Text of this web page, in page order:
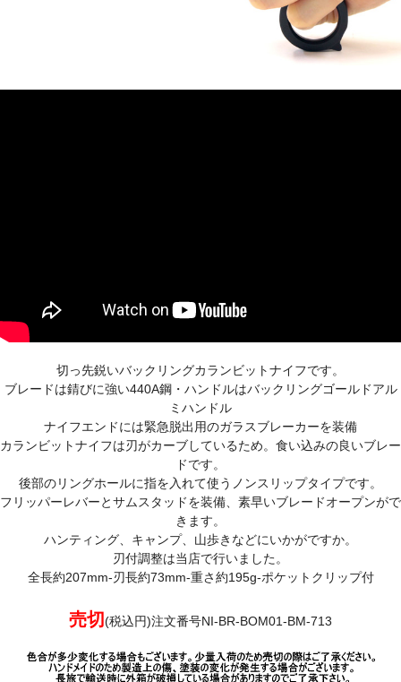
切っ先鋭いバックリングカランビットナイフです。
ブレードは錆びに強い440A鋼・ハンドルはバックリングゴールドアル
ミハンドル
ナイフエンドには緊急脱出用のガラスブレーカーを装備
カランビットナイフは刃がカーブしているため。食い込みの良いブレー
ドです。
後部のリングホールに指を入れて使うノンスリップタイプです。
フリッパーレバーとサムスタッドを装備、素早いブレードオープンがで
きます。
ハンティング、キャンプ、山歩きなどにいかがですか。
刃付調整は当店で行いました。
全長約207mm-刃長約73mm-重さ約195g-ポケットクリップ付
売切(税込円)注文番号NI-BR-BOM01-BM-713